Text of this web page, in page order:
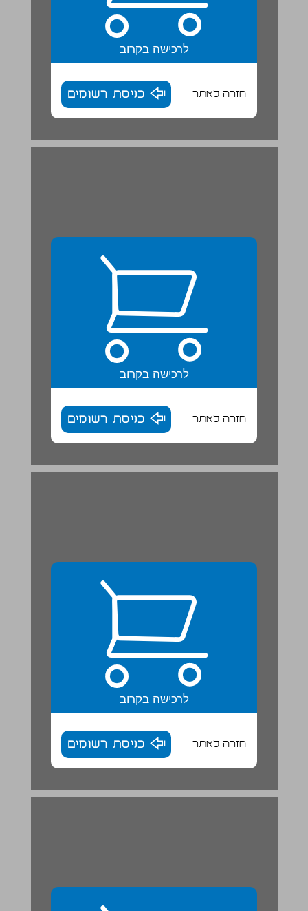
לרכישה בקרוב
חזרה לאתר כניסת רשומים
בעלי חיים ... 28
לרכישה בקרוב
חזרה לאתר כניסת רשומים
לרכישה בקרוב
חזרה לאתר כניסת רשומים
1 איך עושים סדר בממלכת בעלי החיים? ... 30